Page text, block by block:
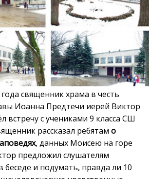
года священник храма в честь
Иоанна Предтечи иерей Виктор
встречу с учениками 9 класса СШ
рассказал ребятам о
, данных Моисею на горе
предложил слушателям
беседе и подумать, правда ли 10